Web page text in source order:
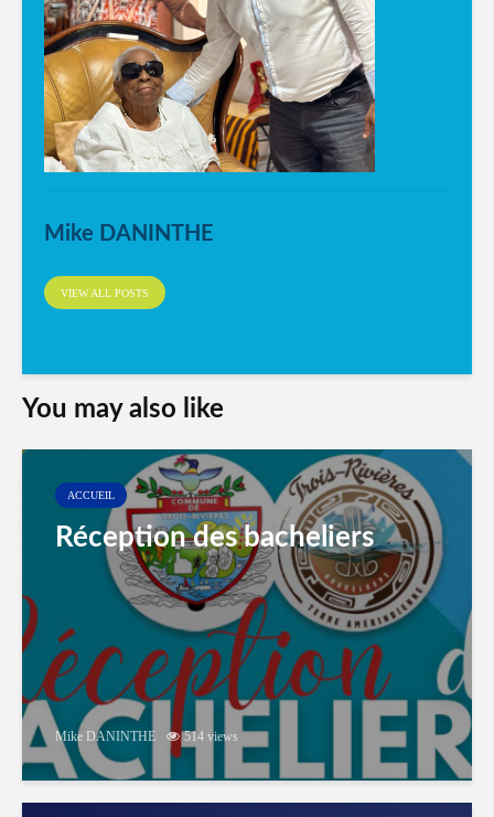
Mike DANINTHE
VIEW ALL POSTS
You may also like
ACCUEIL
Réception des bacheliers
Mike DANINTHE 514 views